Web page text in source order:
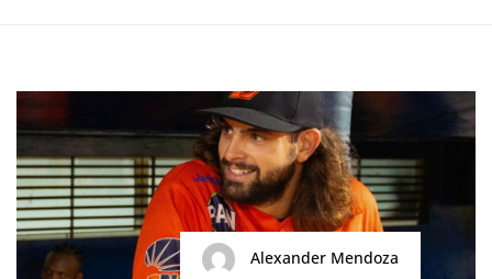
Alexander Mendoza